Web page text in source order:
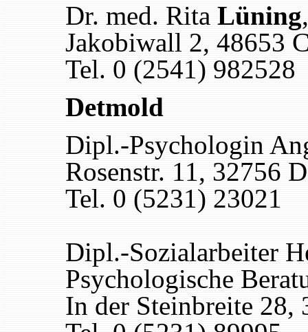
Dr. med. Rita Lüning
Jakobiwall 2, 48653
Tel. 0 (2541) 982528
Detmold
Dipl.-Psychologin
Rosenstr. 11, 32756
Tel. 0 (5231) 23021
Dipl.-Sozialarbeiter
Psychologische
In der Steinbreite 28,